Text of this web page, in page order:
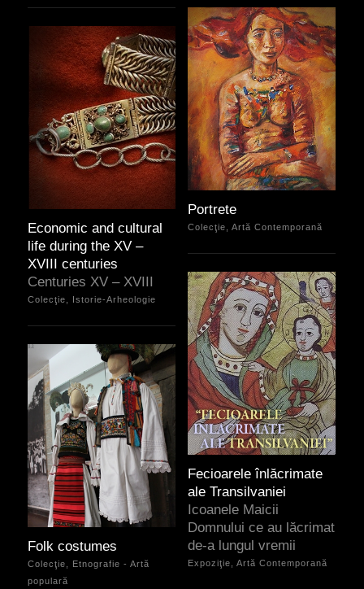
Portrete
Colecţie, Artă Contemporană
Economic and cultural
life during the XV –
XVIII centuries
Centuries XV – XVIII
Colecţie, Istorie-Arheologie
Fecioarele înlăcrimate
ale Transilvaniei
Icoanele Maicii
Domnului ce au lăcrimat
de-a lungul vremii
Expoziţie, Artă Contemporană
Folk costumes
Colecţie, Etnografie - Artă
populară